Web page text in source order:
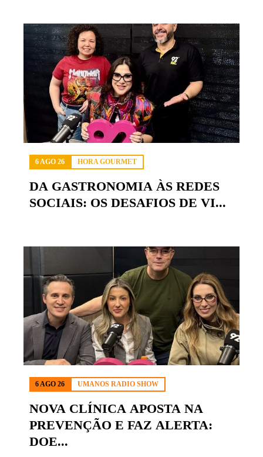
6 AGO 26 HORA GOURMET
DA GASTRONOMIA ÀS REDES
SOCIAIS: OS DESAFIOS DE VI...
6 AGO 26 UMANOS RADIO SHOW
NOVA CLÍNICA APOSTA NA
PREVENÇÃO E FAZ ALERTA:
DOE...